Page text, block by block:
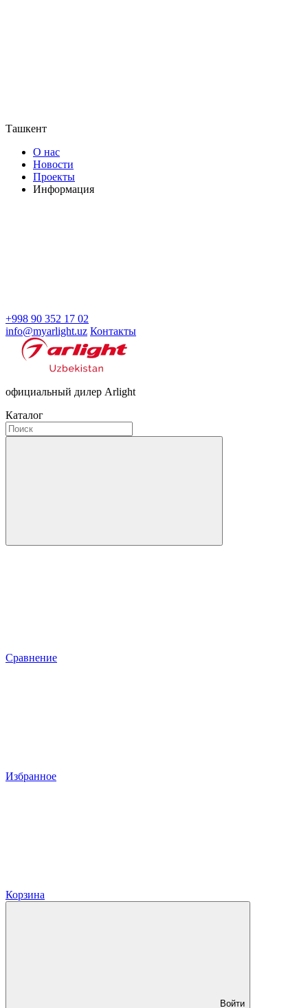
Ташкент
О нас
Новости
Проекты
Информация
+998 90 352 17 02
info@myarlight.uz Контакты
официальный дилер Arlight
Каталог
Сравнение
Избранное
Корзина
Войти